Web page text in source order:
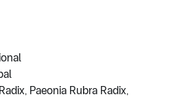
Paeonia Rubra Radix,